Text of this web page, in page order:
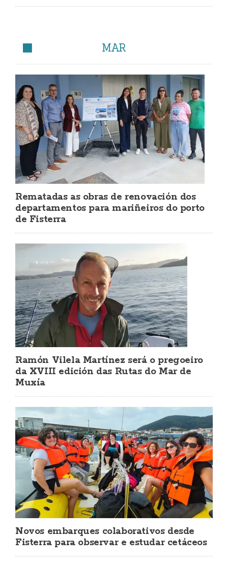
MAR
Rematadas as obras de renovación dos
departamentos para mariñeiros do porto
de Fisterra
Ramón Vilela Martínez será o pregoeiro
da XVIII edición das Rutas do Mar de
Muxía
Novos embarques colaborativos desde
Fisterra para observar e estudar cetáceos